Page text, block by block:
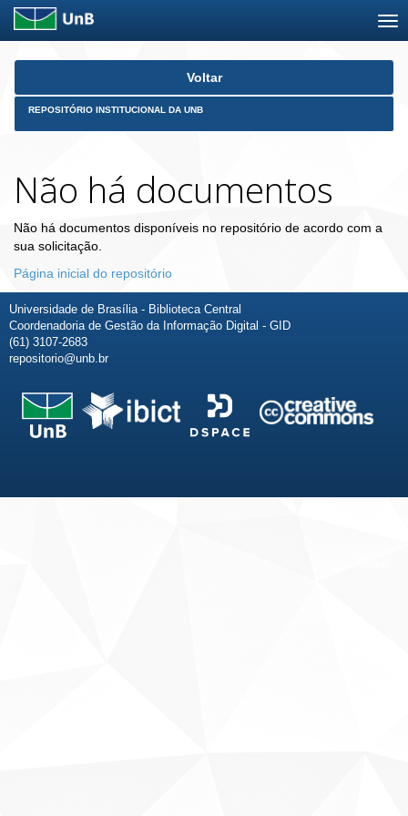
Skip
Voltar
REPOSITÓRIO INSTITUCIONAL DA UNB
Não há documentos
Não há documentos disponíveis no repositório de acordo com a
sua solicitação.
Página inicial do repositório
Universidade de Brasília - Biblioteca Central
Coordenadoria de Gestão da Informação Digital - GID
(61) 3107-2683
repositorio@unb.br